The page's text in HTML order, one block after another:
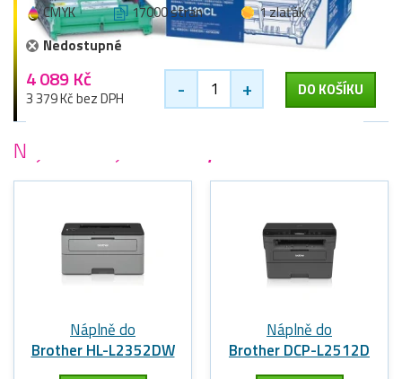
CMYK 17000 stran
1 zlaťák
Nedostupné
4 089 Kč
3 379 Kč bez DPH - + DO KOŠÍKU
Nejoblíbenější
Náplně do
Brother HL-L2352DW
Náplně do
Brother DCP-L2512D